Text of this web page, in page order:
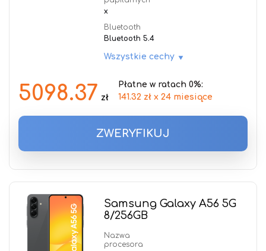
x
Bluetooth
Bluetooth 5.4
Wszystkie cechy
5098.37 zł
Płatne w ratach 0%:
141.32 zł x 24 miesiące
ZWERYFIKUJ
Samsung Galaxy A56 5G
8/256GB
Nazwa
procesora